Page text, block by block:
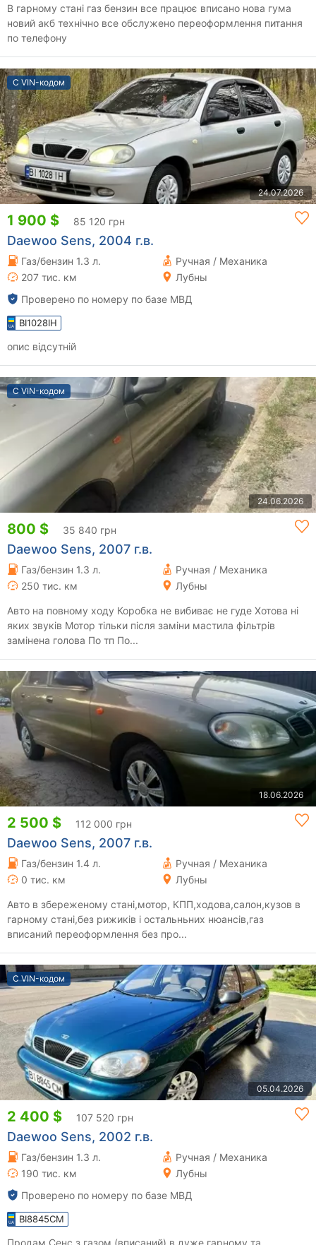
В гарному стані газ бензин все працює вписано нова гума
новий акб технічно все обслужено переоформлення питання
по телефону
С VIN-кодом
24.07.2026
1 900 $ 85 120 грн
Daewoo Sens, 2004 г.в.
Газ/бензин 1.3 л.
Ручная / Механика
207 тис. км
Лубны
Проверено по номеру по базе МВД
BI1028IH
опис відсутній
С VIN-кодом
24.06.2026
800 $ 35 840 грн
Daewoo Sens, 2007 г.в.
Газ/бензин 1.3 л.
Ручная / Механика
250 тис. км
Лубны
Авто на повному ходу Коробка не вибиває не гуде Хотова ні
яких звуків Мотор тільки після заміни мастила фільтрів
замінена голова По тп По...
18.06.2026
2 500 $ 112 000 грн
Daewoo Sens, 2007 г.в.
Газ/бензин 1.4 л.
Ручная / Механика
0 тис. км
Лубны
Авто в збереженому стані,мотор, КПП,ходова,салон,кузов в
гарному стані,без рижиків і остальньних нюансів,газ
вписаний переоформлення без про...
С VIN-кодом
05.04.2026
2 400 $ 107 520 грн
Daewoo Sens, 2002 г.в.
Газ/бензин 1.3 л.
Ручная / Механика
190 тис. км
Лубны
Проверено по номеру по базе МВД
BI8845CM
Продам Сенс з газом (вписаний) в дуже гарному та